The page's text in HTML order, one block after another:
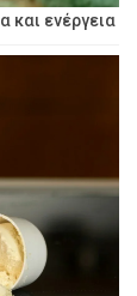
και ενέργεια